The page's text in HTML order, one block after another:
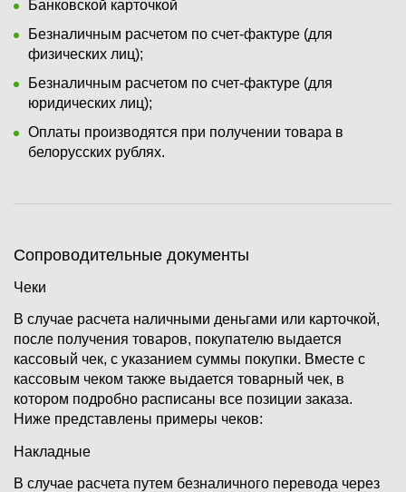
Банковской карточкой
Безналичным расчетом по счет-фактуре (для
физических лиц);
Безналичным расчетом по счет-фактуре (для
юридических лиц);
Оплаты производятся при получении товара в
белорусских рублях.
Сопроводительные документы
Чеки
В случае расчета наличными деньгами или карточкой,
после получения товаров, покупателю выдается
кассовый чек, с указанием суммы покупки. Вместе с
кассовым чеком также выдается товарный чек, в
котором подробно расписаны все позиции заказа.
Ниже представлены примеры чеков:
Накладные
В случае расчета путем безналичного перевода через